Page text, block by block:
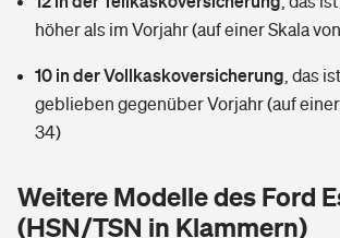
Sie haben Fragen?
Restkreditversicherung
Zur Übersicht
Hochwasser-Check: Wie gefährdet ist Ihr
Reiseversicherung
Pferdehalter-Haftpflicht
Private Cyberversicherung
Wer versichert was: Jetzt Versicherer finden
Sie haben Fragen?
höher als im Vorjahr (auf einer Skala
10 in der Vollkaskoversicherung das
geblieben gegenüber Vorjahr (auf einer
34)
Weitere Modelle des Ford
(HSN/TSN in Klammern)